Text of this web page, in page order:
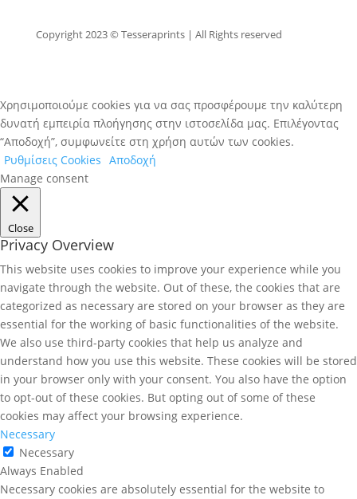
Copyright 2023 © Tesseraprints | All Rights reserved
Χρησιμοποιούμε cookies για να σας προσφέρουμε την καλύτερη
δυνατή εμπειρία πλοήγησης στην ιστοσελίδα μας. Επιλέγοντας
“Αποδοχή”, συμφωνείτε στη χρήση αυτών των cookies.
Ρυθμίσεις Cookies Αποδοχή
Manage consent
Close
Privacy Overview
This website uses cookies to improve your experience while you
navigate through the website. Out of these, the cookies that are
categorized as necessary are stored on your browser as they are
essential for the working of basic functionalities of the website.
We also use third-party cookies that help us analyze and
understand how you use this website. These cookies will be stored
in your browser only with your consent. You also have the option
to opt-out of these cookies. But opting out of some of these
cookies may affect your browsing experience.
Necessary
Necessary
Always Enabled
Necessary cookies are absolutely essential for the website to